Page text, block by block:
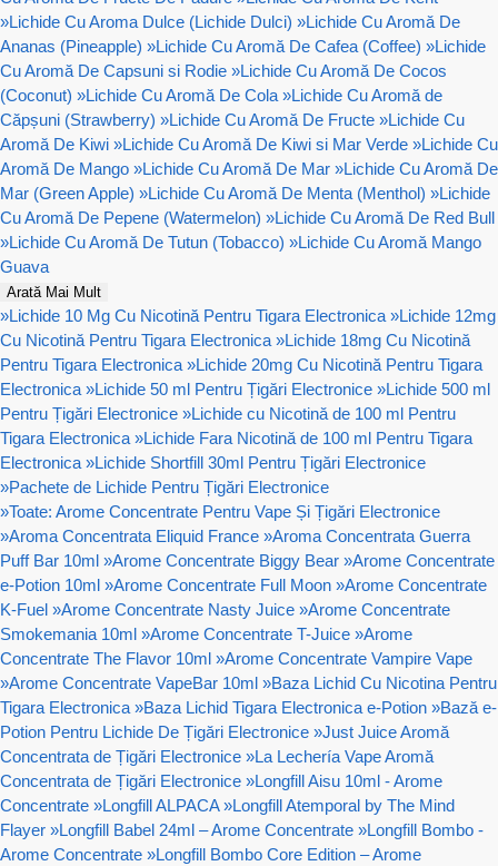
»Lichide Cu Aroma Dulce (Lichide Dulci) »Lichide Cu Aromă De
Ananas (Pineapple) »Lichide Cu Aromă De Cafea (Coffee) »Lichide
Cu Aromă De Capsuni si Rodie »Lichide Cu Aromă De Cocos
(Coconut) »Lichide Cu Aromă De Cola »Lichide Cu Aromă de
Căpșuni (Strawberry) »Lichide Cu Aromă De Fructe »Lichide Cu
Aromă De Kiwi »Lichide Cu Aromă De Kiwi si Mar Verde »Lichide Cu
Aromă De Mango »Lichide Cu Aromă De Mar »Lichide Cu Aromă De
Mar (Green Apple) »Lichide Cu Aromă De Menta (Menthol) »Lichide
Cu Aromă De Pepene (Watermelon) »Lichide Cu Aromă De Red Bull
»Lichide Cu Aromă De Tutun (Tobacco) »Lichide Cu Aromă Mango
Guava
Arată Mai Mult
»Lichide 10 Mg Cu Nicotină Pentru Tigara Electronica »Lichide 12mg
Cu Nicotină Pentru Tigara Electronica »Lichide 18mg Cu Nicotină
Pentru Tigara Electronica »Lichide 20mg Cu Nicotină Pentru Tigara
Electronica »Lichide 50 ml Pentru Țigări Electronice »Lichide 500 ml
Pentru Țigări Electronice »Lichide cu Nicotină de 100 ml Pentru
Tigara Electronica »Lichide Fara Nicotină de 100 ml Pentru Tigara
Electronica »Lichide Shortfill 30ml Pentru Țigări Electronice
»Pachete de Lichide Pentru Țigări Electronice
»Toate: Arome Concentrate Pentru Vape Și Țigări Electronice
»Aroma Concentrata Eliquid France »Aroma Concentrata Guerra
Puff Bar 10ml »Arome Concentrate Biggy Bear »Arome Concentrate
e-Potion 10ml »Arome Concentrate Full Moon »Arome Concentrate
K-Fuel »Arome Concentrate Nasty Juice »Arome Concentrate
Smokemania 10ml »Arome Concentrate T-Juice »Arome
Concentrate The Flavor 10ml »Arome Concentrate Vampire Vape
»Arome Concentrate VapeBar 10ml »Baza Lichid Cu Nicotina Pentru
Tigara Electronica »Baza Lichid Tigara Electronica e-Potion »Bază e-
Potion Pentru Lichide De Țigări Electronice »Just Juice Aromă
Concentrata de Țigări Electronice »La Lechería Vape Aromă
Concentrata de Țigări Electronice »Longfill Aisu 10ml - Arome
Concentrate »Longfill ALPACA »Longfill Atemporal by The Mind
Flayer »Longfill Babel 24ml – Arome Concentrate »Longfill Bombo -
Arome Concentrate »Longfill Bombo Core Edition – Arome